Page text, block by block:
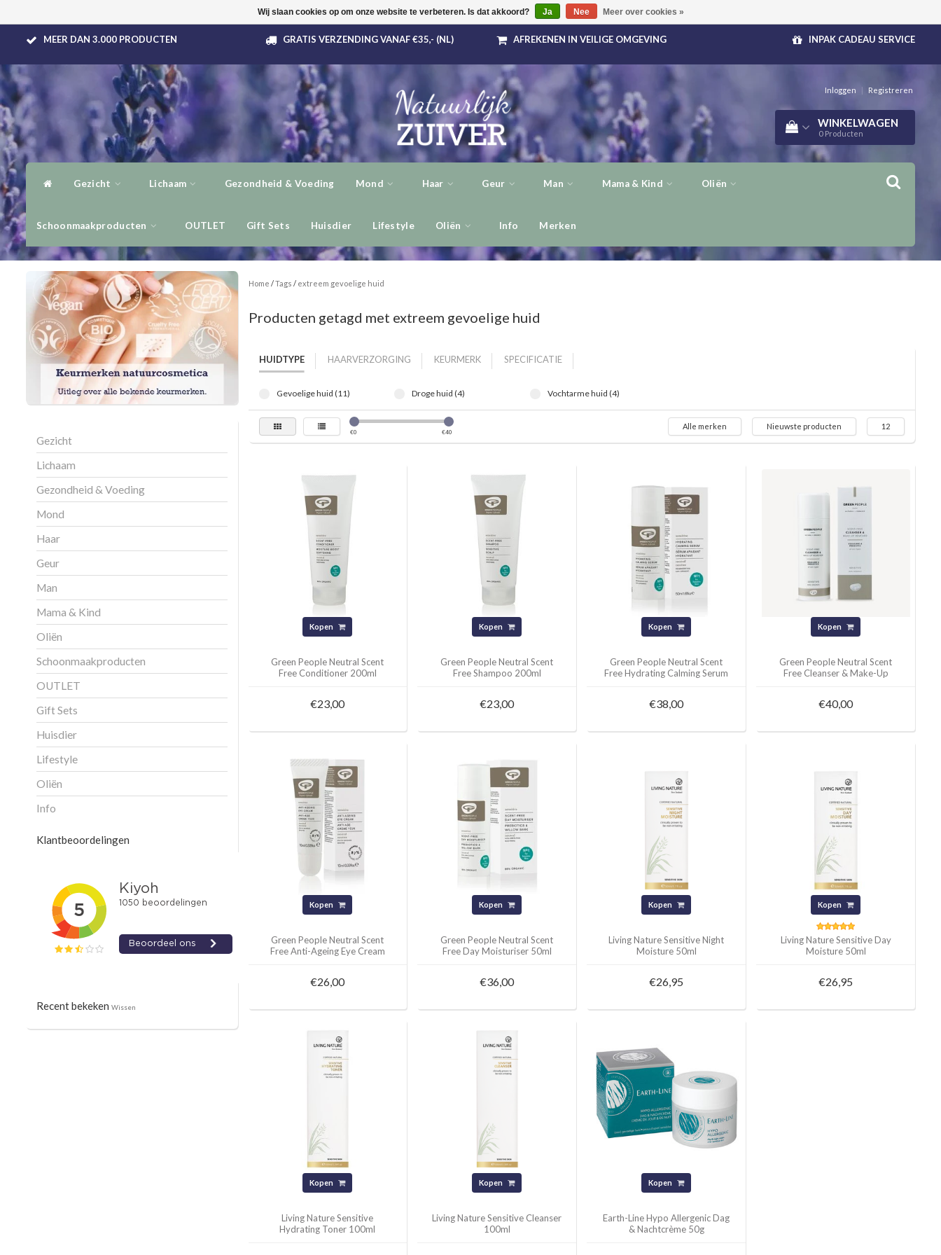
MEER DAN 3.000 PRODUCTEN GRATIS VERZENDING VANAF €35,- (NL) AFREKENEN IN VEILIGE OMGEVING INPAK CADEAU SERVICE
Inloggen | Registreren
WINKELWAGEN
0 Producten
Gezicht Lichaam Gezondheid & Voeding Mond Haar Geur Man Mama & Kind Oliën
Schoonmaakproducten OUTLET Gift Sets Huisdier Lifestyle Oliën Info Merken
Gezicht
Lichaam
Gezondheid & Voeding
Mond
Haar
Geur
Man
Mama & Kind
Oliën
Schoonmaakproducten
OUTLET
Gift Sets
Huisdier
Lifestyle
Oliën
Info
Klantbeoordelingen
Recent bekeken Wissen
Home /Tags / extreem gevoelige huid
Producten getagd met extreem gevoelige huid
HUIDTYPE HAARVERZORGING KEURMERK SPECIFICATIE
Gevoelige huid (11) Droge huid (4) Vochtarme huid (4)
€0 €40
Alle merken Nieuwste producten 12
Kopen
Green People Neutral Scent
Free Conditioner 200ml
€23,00
Kopen
Green People Neutral Scent
Free Shampoo 200ml
€23,00
Kopen
Green People Neutral Scent
Free Hydrating Calming Serum
€38,00
Kopen
Green People Neutral Scent
Free Cleanser & Make-Up
€40,00
Kopen
Green People Neutral Scent
Free Anti-Ageing Eye Cream
€26,00
Kopen
Green People Neutral Scent
Free Day Moisturiser 50ml
€36,00
Kopen
Living Nature Sensitive Night
Moisture 50ml
€26,95
Kopen
Living Nature Sensitive Day
Moisture 50ml
€26,95
Kopen
Living Nature Sensitive
Hydrating Toner 100ml
Kopen
Living Nature Sensitive Cleanser
100ml
Kopen
Earth-Line Hypo Allergenic Dag
& Nachtcrème 50g
Wij slaan cookies op om onze website te verbeteren. Is dat akkoord? Ja Nee Meer over cookies »